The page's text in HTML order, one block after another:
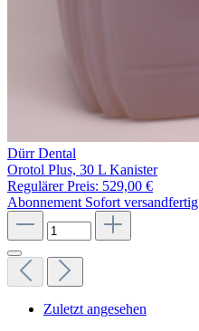
Dürr Dental
Orotol Plus, 30 L Kanister
Regulärer Preis: 529,00 €
Abonnement Sofort versandfertig
Zuletzt angesehen